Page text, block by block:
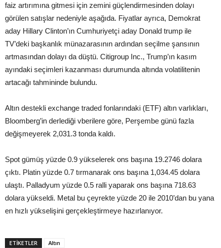
faiz artırımına gitmesi için zemini güçlendirmesinden dolayı
görülen satışlar nedeniyle aşağıda. Fiyatlar ayrıca, Demokrat
aday Hillary Clinton’ın Cumhuriyetçi aday Donald trump ile
TV’deki başkanlık münazarasının ardından seçilme şansının
artmasından dolayı da düştü. Citigroup Inc., Trump’ın kasım
ayındaki seçimleri kazanması durumunda altında volatilitenin
artacağı tahmininde bulundu.
Altın destekli exchange traded fonlarındaki (ETF) altın varlıkları,
Bloomberg’in derlediği vberilere göre, Perşembe günü fazla
değişmeyerek 2,031.3 tonda kaldı.
Spot gümüş yüzde 0.9 yükselerek ons başına 19.2746 dolara
çıktı. Platin yüzde 0.7 tırmanarak ons başına 1,034.45 dolara
ulaştı. Palladyum yüzde 0.5 ralli yaparak ons başına 718.63
dolara yükseldi. Metal bu çeyrekte yüzde 20 ile 2010’dan bu yana
en hızlı yükselişini gerçekleştirmeye hazırlanıyor.
ETIKETLER Altın